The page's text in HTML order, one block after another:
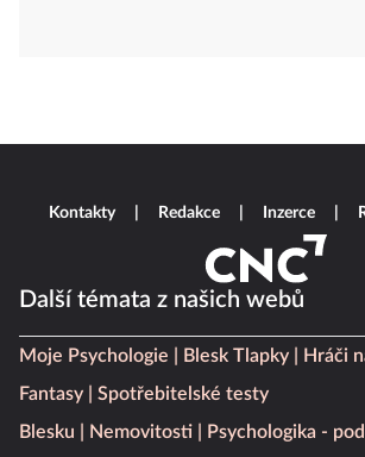
Další témata z našich webů
Moje Psychologie Blesk Tlapky Hráči
Fantasy
Spotřebitelské testy
Blesku
Nemovitosti
Psychologika -
Kontakty Redakce Inzerce